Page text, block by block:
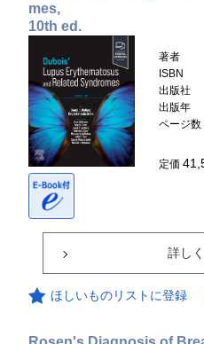
mes,
10th ed.
著者
ISBN
出版社
出版年
ページ数
定価
詳し
ほしいものリストに登録